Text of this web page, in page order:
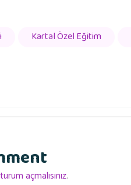
Kartal Özel Eğitim
açmalısınız.